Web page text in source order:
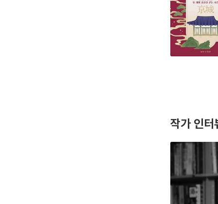
작가 인터